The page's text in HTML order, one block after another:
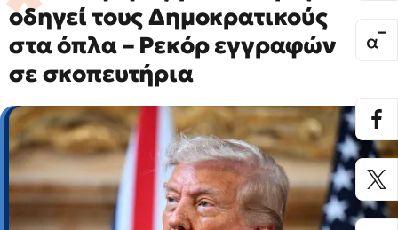
οδηγεί τους Δημοκρατικούς
στα όπλα – Ρεκόρ εγγραφών
σε σκοπευτήρια